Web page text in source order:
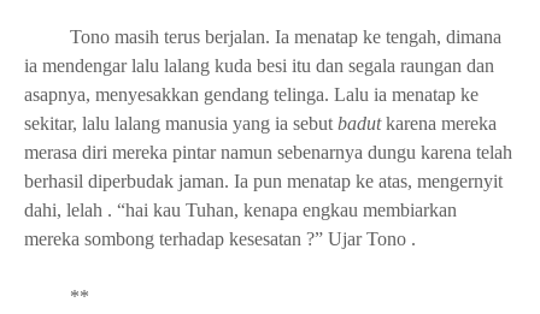
Tono masih terus berjalan. Ia menatap ke tengah, dimana
ia mendengar lalu lalang kuda besi itu dan segala raungan dan
asapnya, menyesakkan gendang telinga. Lalu ia menatap ke
sekitar, lalu lalang manusia yang ia sebut badutkarena mereka
merasa diri mereka pintar namun sebenarnya dungu karena telah
berhasil diperbudak jaman. Ia pun menatap ke atas, mengernyit
dahi, lelah . “hai kau Tuhan, kenapa engkau membiarkan
mereka sombong terhadap kesesatan ?” Ujar Tono .
**